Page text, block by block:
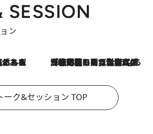
SESSION
ン
2026.8.3
「住宅建てられない…」「サーチャージ料の高値が続いている」ホルムズ海峡封鎖による影響はいつまで続く？《エネルギー専門家に聞く“どうなる日本の暮らし”》
ーク&セッション TOP